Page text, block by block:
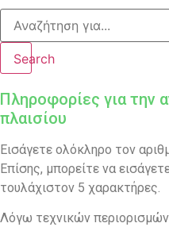
Search
Πληροφορίες για την
πλαισίου
Εισάγετε ολόκληρο τον
Επίσης, μπορείτε να
τουλάχιστον 5 χαρακτήρες.
Λόγω τεχνικών